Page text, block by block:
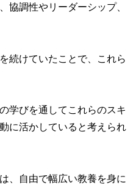
協調性やリーダーシップ、
続けていたことで、これら
学びを通してこれらのスキ
に活かしていると考えられ
、自由で幅広い教養を身に